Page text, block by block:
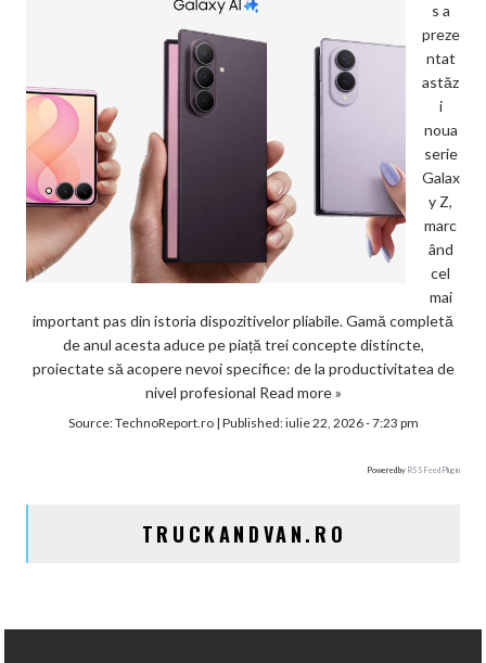
s a
preze
ntat
astăz
i
noua
serie
Galax
y Z,
marc
ând
cel
mai
important pas din istoria dispozitivelor pliabile. Gamă completă
de anul acesta aduce pe piață trei concepte distincte,
proiectate să acopere nevoi specifice: de la productivitatea de
nivel profesional Read more »
Source:TechnoReport.ro| Published:iulie 22, 2026 - 7:23 pm
Powered by RSS Feed Plugin
TRUCKANDVAN.RO